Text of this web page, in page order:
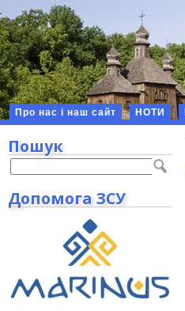
Про нас і наш сайт НОТИ
Пошук
Допомога ЗСУ